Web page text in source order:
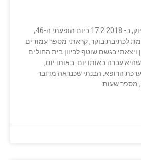
הלך רוח… לפני שנה בדיוק, ב- 17.2.2018 ביום הופעתי ה-46,
לכתיבת בוקר, קראתי מספר עמודים
בגשם שוטף לכיוון בית החולים
עברה באותו יום. באותו יום,
הרופא, הבנתי שכנראה מדובר
מספר שעות